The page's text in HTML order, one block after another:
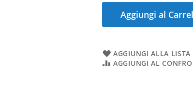
Aggiungi al
AGGIUNGI ALLA LISTA
AGGIUNGI AL